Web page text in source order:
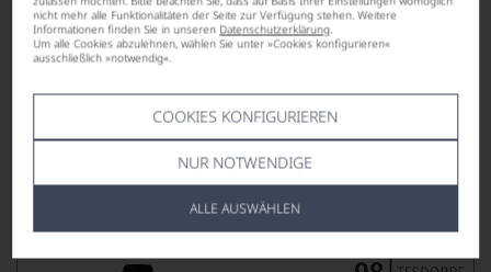
nicht mehr alle Funktionalitäten der Seite zur Verfügung stehen. Weitere
Informationen finden Sie in unseren Datenschutzerklärung.
Um alle Cookies abzulehnen, wählen Sie unter »Cookies konfigurieren«
ausschließlich »notwendig«.
COOKIES KONFIGURIEREN
NUR NOTWENDIGE
ALLE AUSWÄHLEN
€85,00
pro Flasche (0.75l),
Kräuterberg Spätburgunder GG
WEINGUT MEYER-NÄKEL